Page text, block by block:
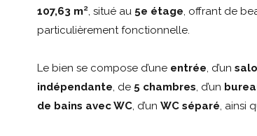
107,63 m², situé au 5e étage, offrant de
particulièrement fonctionnelle.
Le bien se compose d’une entrée, d’un
indépendante, de 5 chambres, d’un
de bains avec WC, d’un WC séparé, ainsi